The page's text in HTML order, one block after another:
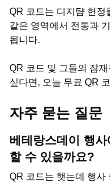
QR 코드는 디지턈 헌정
같은 영역에서 전통과
됩니다.
QR 코드 및 그들의 잠
싶다면, 오늘 무료 QR
자주 묻는 질문
베테랑스데이 행
할 수 있을까요?
QR 코드는 햇는데 행사